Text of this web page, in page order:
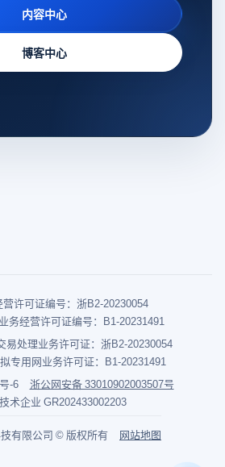
内容中心
博客中心
许可证编号：浙B2-20230054
务经营许可证编号：B1-20231491
易处理业务许可证：浙B2-20230054
专用网业务许可证：B1-20231491
-6
浙公网安备 33010902003507号
术企业 GR202433002203
有限公司 © 版权所有 网站地图